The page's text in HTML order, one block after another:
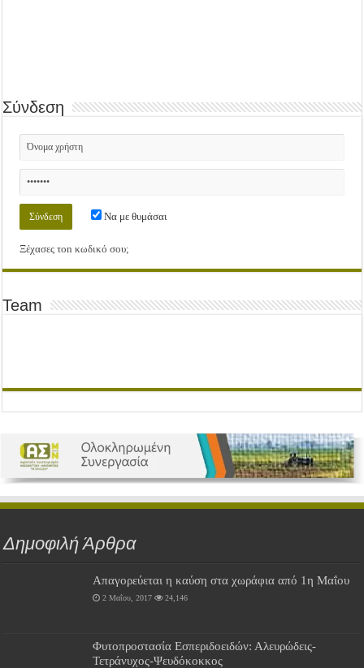
Σύνδεση
Να με θυμάσαι
Ξέχασες τοn κωδικό σου;
Team
Δημοφιλή Άρθρα
Απαγορεύεται η καύση στα χωράφια από 1η Μαΐου
2 Μαΐου, 2017 24,146
Φυτοπροστασία Εσπεριδοειδών: Αλευρώδεις-
Τετράνυχος-Ψευδόκοκκος